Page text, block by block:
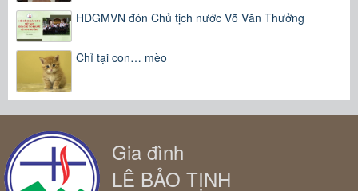
HĐGMVN đón Chủ tịch nước Võ Văn Thưởng
Chỉ tại con… mèo
Gia đình
LÊ BẢO TỊNH